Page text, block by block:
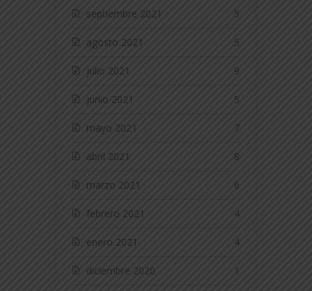
septiembre 2021 5
agosto 2021 5
julio 2021 9
junio 2021 5
mayo 2021 7
abril 2021 8
marzo 2021 6
febrero 2021 4
enero 2021 4
diciembre 2020 1